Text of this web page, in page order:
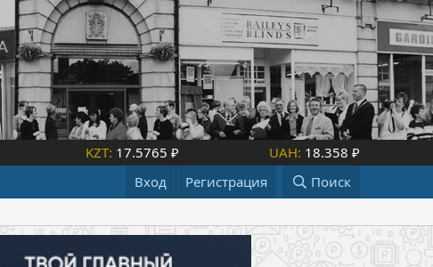
KZT: 17.5765 ₽ UAH: 18.358 ₽
Вход Регистрация Поиск